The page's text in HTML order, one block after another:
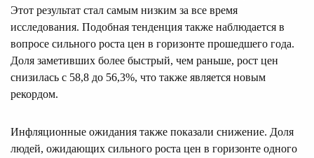
Этот результат стал самым низким за все время
исследования. Подобная тенденция также наблюдается в
вопросе сильного роста цен в горизонте прошедшего года.
Доля заметивших более быстрый, чем раньше, рост цен
снизилась с 58,8 до 56,3%, что также является новым
рекордом.
Инфляционные ожидания также показали снижение. Доля
людей, ожидающих сильного роста цен в горизонте одного